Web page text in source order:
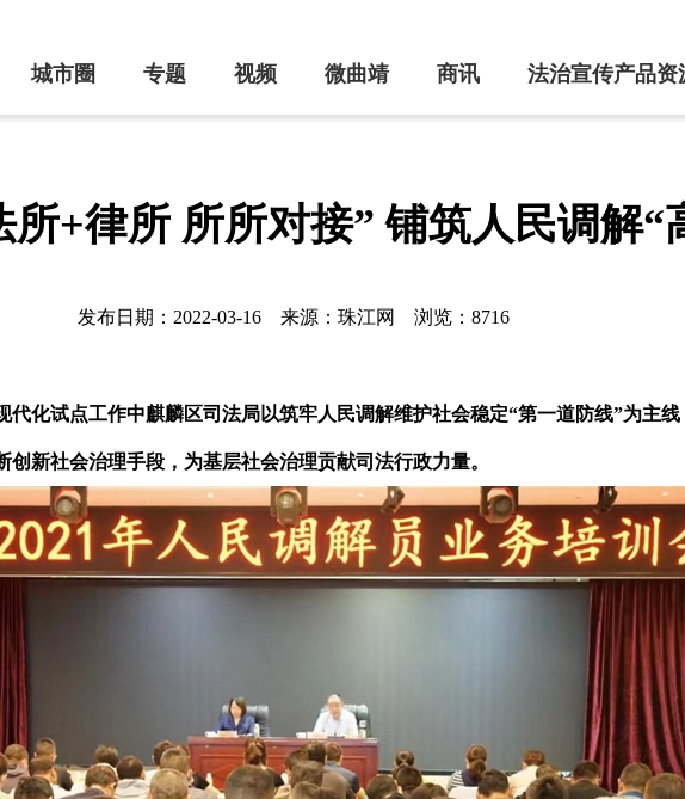
城市圈 专题 视频 微曲靖 商讯 法治宣传产品资
所+律所 所所对接” 铺筑人民调解“
发布日期：2022-03-16 来源：珠江网 浏览：8716
代化试点工作中麒麟区司法局以筑牢人民调解维护社会稳定“第一道防线”为主
新社会治理手段，为基层社会治理贡献司法行政力量。